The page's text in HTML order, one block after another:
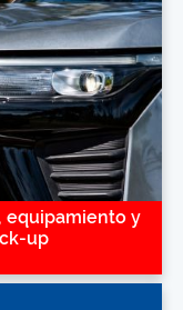
equipamiento y
up